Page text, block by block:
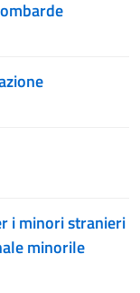
i minori stranieri
minorile